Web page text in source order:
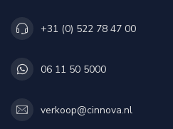
+31 (0) 522 78 47 00
06 11 50 5000
verkoop@cinnova.nl